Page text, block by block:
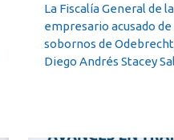
La Fiscalía General de
empresario acusado
sobornos de
Diego Andrés Stacey